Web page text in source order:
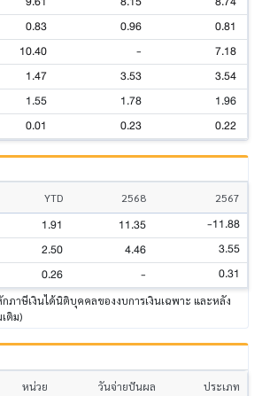
0.83 0.96 0.81
10.40 - 7.18
1.47 3.53 3.54
1.55 1.78 1.96
0.01 0.23 0.22
YTD 2568
2567
1.91 11.35 -11.88
2.50 4.46 3.55
0.26 - 0.31
ภาษีเงินได้นิติบุคคลของงบการเงินเฉพาะ และหลัง
ติม)
หน่วย วันจ่ายปันผล
ประเภท